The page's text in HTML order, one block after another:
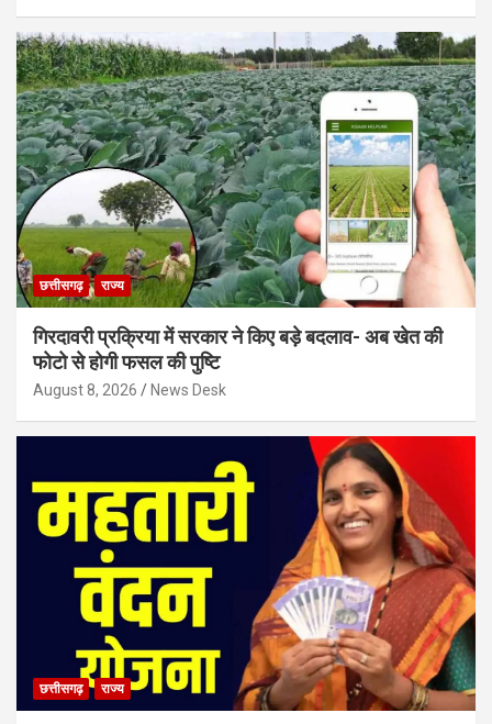
छत्तीसगढ़ राज्य
गिरदावरी प्रक्रिया में सरकार ने किए बड़े बदलाव- अब खेत की
फोटो से होगी फसल की पुष्टि
August 8, 2026 News Desk
छत्तीसगढ़ राज्य